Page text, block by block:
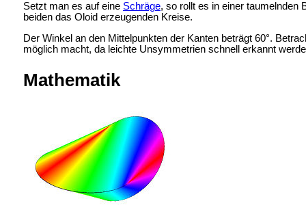
Setzt man es auf eine Schräge, so rollt es in einer taumelnden
beiden das Oloid erzeugenden Kreise.
Der Winkel an den Mittelpunkten der Kanten beträgt 60°.
möglich macht, da leichte Unsymmetrien schnell erkannt
Mathematik